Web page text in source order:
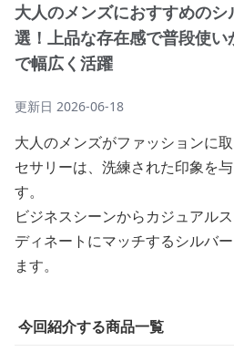
大人のメンズにおすすめの
選！上品な存在感で普段使い
で幅広く活躍
更新日 2026-06-18
大人のメンズがファッションに
セサリーは、洗練された印象を
す。
ビジネスシーンからカジュアル
ディネートにマッチするシルバ
ます。
今回紹介する商品一覧